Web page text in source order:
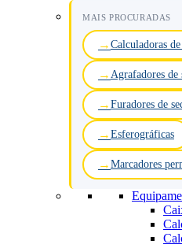
MAIS PROCURADAS
Calculadoras
Agrafadores de
Furadores de
Esferográficas
Marcadores